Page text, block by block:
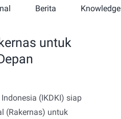
Berita Knowledge
untuk
(IKDKI) siap
(Rakernas) untuk